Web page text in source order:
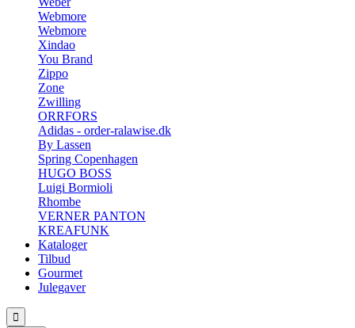
Webmore
Webmore
Xindao
You Brand
Zippo
Zone
Zwilling
ORRFORS
Adidas - order-ralawise.dk
By Lassen
Spring Copenhagen
HUGO BOSS
Luigi Bormioli
Rhombe
VERNER PANTON
KREAFUNK
Kataloger
Tilbud
Gourmet
Julegaver
